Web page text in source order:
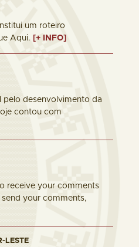
um roteiro
Aqui. [+ INFO]
pelo desenvolvimento da
contou com
receive your comments
your comments,
LESTE